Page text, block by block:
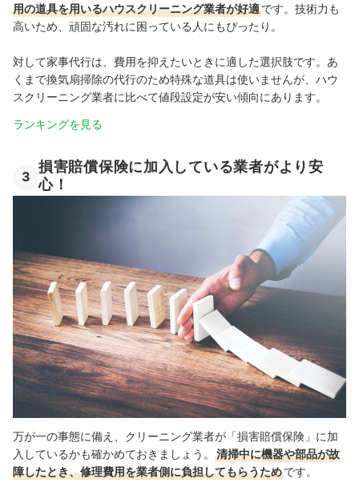
用の道具を用いるハウスクリーニング業者が好適です。技術力も
高いため、頑固な汚れに困っている人にもぴったり。
対して家事代行は、費用を抑えたいときに適した選択肢です。あ
くまで換気扇掃除の代行のため特殊な道具は使いませんが、ハウ
スクリーニング業者に比べて値段設定が安い傾向にあります。
ランキングを見る
3
損害賠償保険に加入している業者がより安
心！
万が一の事態に備え、クリーニング業者が「損害賠償保険」に加
入しているかも確かめておきましょう。
清掃中に機器や部品が故
障したとき、修理費用を業者側に負担してもらうためです。